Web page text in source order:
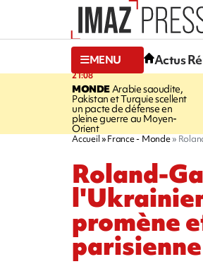
MENU Actus
21:08
MONDE Arabie saoudite,
Pakistan et Turquie scellent
un pacte de défense en
pleine guerre au Moyen-
Orient
Accueil France - Monde
Roland-
promène
parisienne